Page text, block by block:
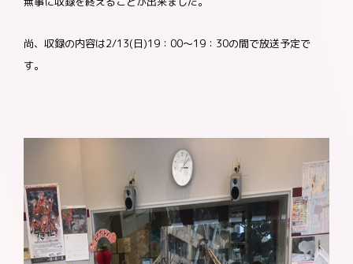
尚、収録の内容は2/13(日)19：00～19：30の間で放送予定で
す。